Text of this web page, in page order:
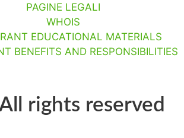
PAGINE LEGALI
WHOIS
EDUCATIONAL MATERIALS
BENEFITS AND RESPONSIBILITIES
rights reserved